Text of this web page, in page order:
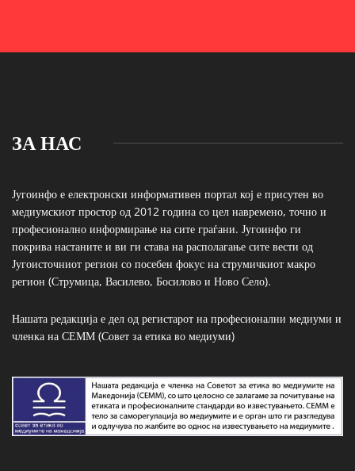
ЗА НАС
Југоинфо е електронски информативен портал кој е присутен во
медиумскиот простор од 2012 година со цел навремено, точно и
професионално информирање на сите граѓани. Југоинфо ги
покрива настаните и ви ги става на располагање сите вести од
Југоисточниот регион со посебен фокус на струмичкиот макро
регион (Струмица, Василево, Босилово и Ново Село).
Нашата редакција е дел од регистарот на професионални медиуми и
членка на СЕММ (Совет за етика во медиуми)